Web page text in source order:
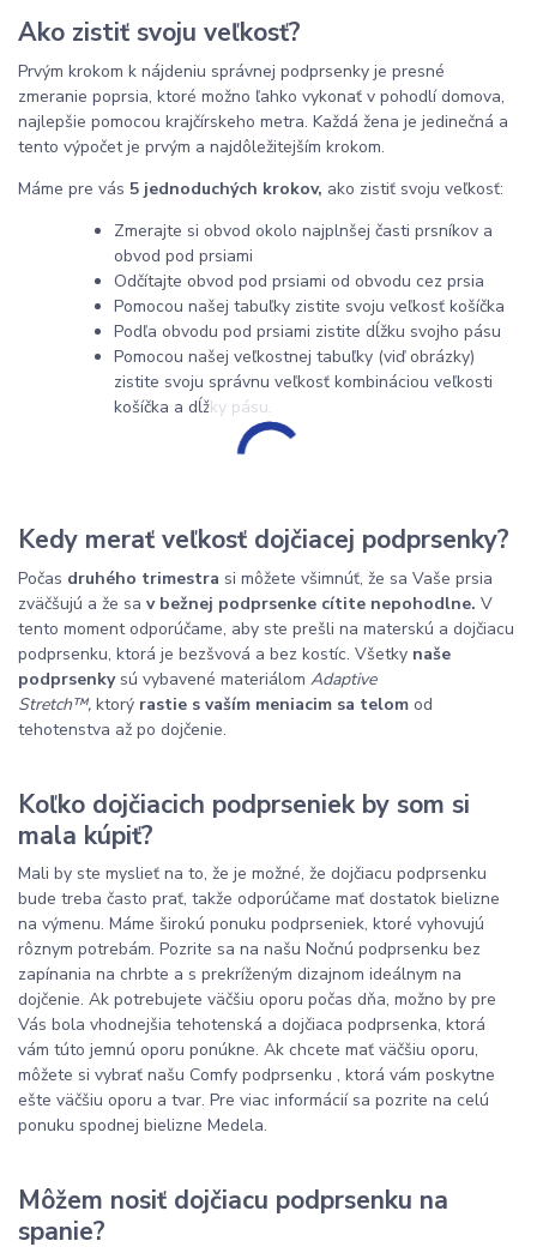
Ako zistiť svoju veľkosť?
Prvým krokom k nájdeniu správnej podprsenky je presné
zmeranie poprsia, ktoré možno ľahko vykonať v pohodlí domova,
najlepšie pomocou krajčírskeho metra. Každá žena je jedinečná a
tento výpočet je prvým a najdôležitejším krokom.
Máme pre vás 5 jednoduchých krokov, ako zistiť svoju veľkosť:
Zmerajte si obvod okolo najplnšej časti prsníkov a
obvod pod prsiami
Odčítajte obvod pod prsiami od obvodu cez prsia
Pomocou našej tabuľky zistite svoju veľkosť košíčka
Podľa obvodu pod prsiami zistite dĺžku svojho pásu
Pomocou našej veľkostnej tabuľky (viď obrázky)
zistite svoju správnu veľkosť kombináciou veľkosti
košíčka a dĺžky pásu.
Kedy merať veľkosť dojčiacej podprsenky?
Počas druhého trimestra si môžete všimnúť, že sa Vaše prsia
zväčšujú a že sa v bežnej podprsenke cítite nepohodlne. V
tento moment odporúčame, aby ste prešli na materskú a dojčiacu
podprsenku, ktorá je bezšvová a bez kostíc. Všetky naše
podprsenkysú vybavené materiálom Adaptive
Stretch™, ktorý rastie s vaším meniacim sa telom od
tehotenstva až po dojčenie.
Koľko dojčiacich podprseniek by som si
mala kúpiť?
Mali by ste myslieť na to, že je možné, že dojčiacu podprsenku
bude treba často prať, takže odporúčame mať dostatok bielizne
na výmenu. Máme širokú ponuku podprseniek, ktoré vyhovujú
rôznym potrebám. Pozrite sa na našu Nočnú podprsenku bez
zapínania na chrbte a s prekríženým dizajnom ideálnym na
dojčenie. Ak potrebujete väčšiu oporu počas dňa, možno by pre
Vás bola vhodnejšia tehotenská a dojčiaca podprsenka, ktorá
vám túto jemnú oporu ponúkne. Ak chcete mať väčšiu oporu,
môžete si vybrať našu Comfy podprsenku , ktorá vám poskytne
ešte väčšiu oporu a tvar. Pre viac informácií sa pozrite na celú
ponuku spodnej bielizne Medela.
Môžem nosiť dojčiacu podprsenku na
spanie?